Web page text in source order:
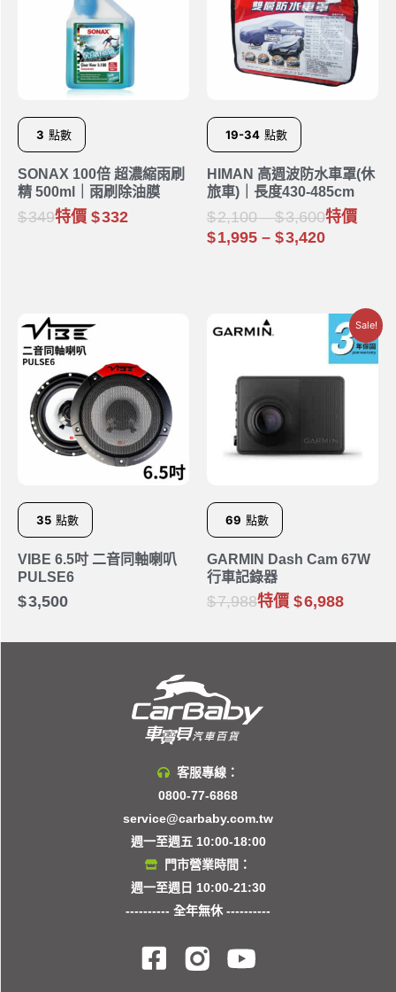
3 點數
SONAX 100倍 超濃縮雨刷
精 500ml｜雨刷除油膜
349特價 332
19-34 點數
HIMAN 高週波防水車罩(休
旅車)｜長度430-485cm
2,100– 3,600特價
1,995 – 3,420
35 點數
VIBE 6.5吋 二音同軸喇叭
PULSE6
3,500
Sale!
69 點數
GARMIN Dash Cam 67W
行車記錄器
7,988特價 6,988
客服專線：
0800-77-6868
service@carbaby.com.tw
週一至週五 10:00-18:00
門市營業時間：
週一至週日 10:00-21:30
---------- 全年無休 ----------